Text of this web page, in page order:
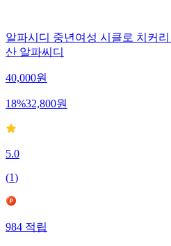
알파시디 중년여성 시클로 치커
산 알파씨디
40,000원
18%32,800원
5.0
(1)
984적립